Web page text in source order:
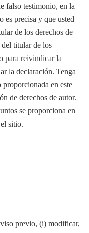
falso testimonio, en la
es precisa y que usted
de los derechos de
titular de los
para reivindicar la
la declaración. Tenga
en este
de derechos de autor.
se proporciona en
sitio.
previo, (i) modificar,